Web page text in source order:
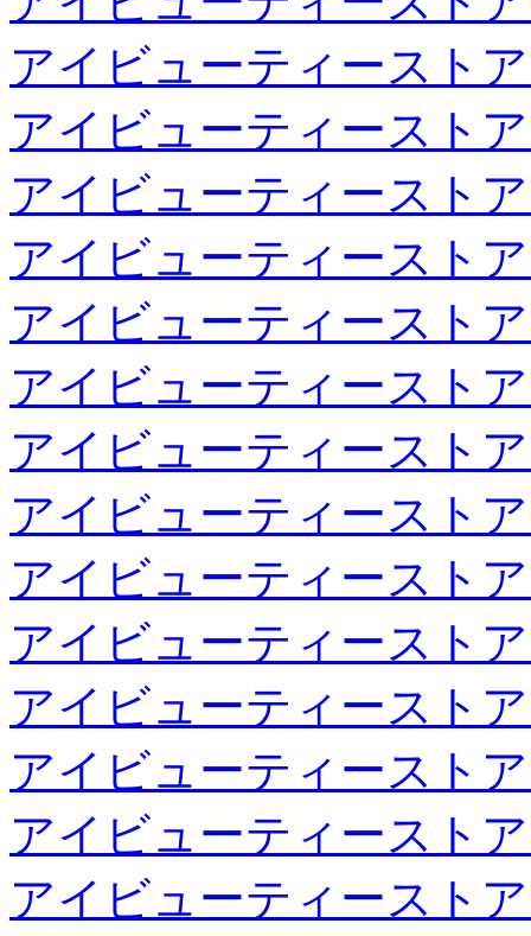
アイビューティースト
アイビューティースト
アイビューティースト
アイビューティースト
アイビューティースト
アイビューティースト
アイビューティースト
アイビューティースト
アイビューティースト
アイビューティースト
アイビューティースト
アイビューティースト
アイビューティースト
アイビューティースト